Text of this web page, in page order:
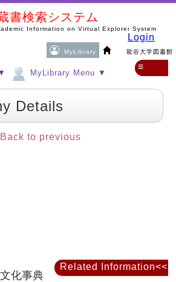
書検索システム
Information on Virtual Explorer System
MyLibrary 龍谷大学図書館
Login
MyLibrary Menu ▼
≡
Details
Back to previous
化事典
Related Information<<